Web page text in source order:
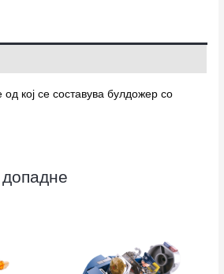
кој се составува булдожер со